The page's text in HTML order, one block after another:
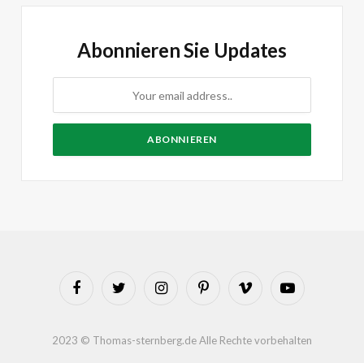
Abonnieren Sie Updates
FacebookTwitter InstagramPinterestVimeo YouTube
2023 © Thomas-sternberg.de Alle Rechte vorbehalten